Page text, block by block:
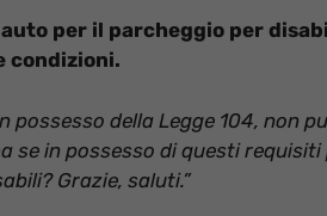
per il parcheggio per
condizioni.
possesso della Legge 104, non
se in possesso di questi requisiti
Grazie, saluti.”